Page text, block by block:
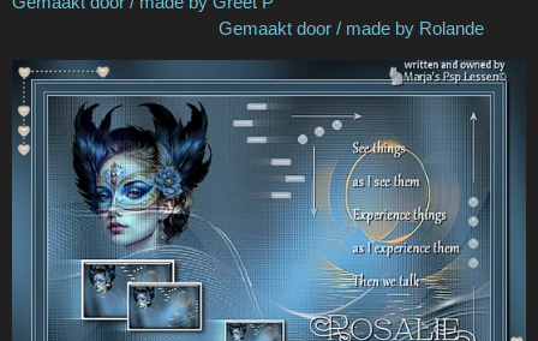
Gemaakt door / made by Rolande